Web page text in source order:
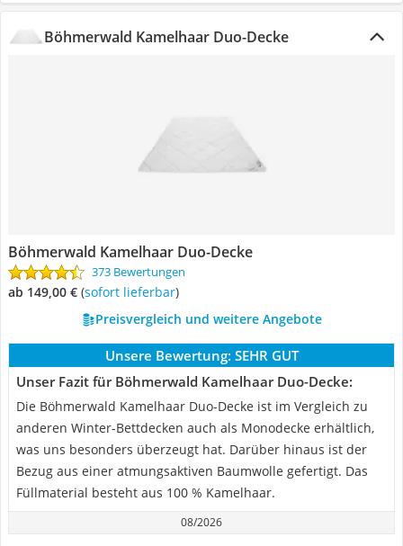
Böhmerwald Kamelhaar Duo-Decke
Böhmerwald Kamelhaar Duo-Decke
373 Bewertungen
ab 149,00 € ( Sofort lieferbar)
Preisvergleich und weitere Angebote
Unsere Bewertung: SEHR GUT
Unser Fazit für Böhmerwald Kamelhaar Duo-Decke:
Die Böhmerwald Kamelhaar Duo-Decke ist im Vergleich zu
anderen Winter-Bettdecken auch als Monodecke erhältlich,
was uns besonders überzeugt hat. Darüber hinaus ist der
Bezug aus einer atmungsaktiven Baumwolle gefertigt. Das
Füllmaterial besteht aus 100 % Kamelhaar.
08/2026